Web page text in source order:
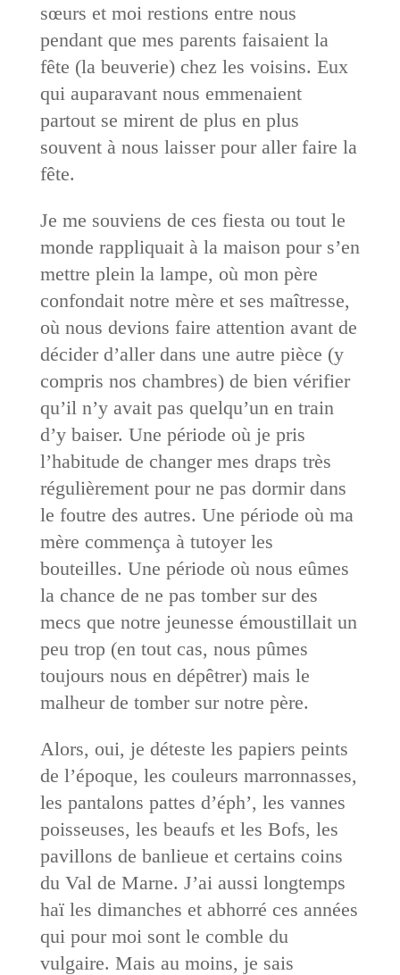
sœurs et moi restions entre nous
pendant que mes parents faisaient la
fête (la beuverie) chez les voisins. Eux
qui auparavant nous emmenaient
partout se mirent de plus en plus
souvent à nous laisser pour aller faire la
fête.
Je me souviens de ces fiesta ou tout le
monde rappliquait à la maison pour s’en
mettre plein la lampe, où mon père
confondait notre mère et ses maîtresse,
où nous devions faire attention avant de
décider d’aller dans une autre pièce (y
compris nos chambres) de bien vérifier
qu’il n’y avait pas quelqu’un en train
d’y baiser. Une période où je pris
l’habitude de changer mes draps très
régulièrement pour ne pas dormir dans
le foutre des autres. Une période où ma
mère commença à tutoyer les
bouteilles. Une période où nous eûmes
la chance de ne pas tomber sur des
mecs que notre jeunesse émoustillait un
peu trop (en tout cas, nous pûmes
toujours nous en dépêtrer) mais le
malheur de tomber sur notre père.
Alors, oui, je déteste les papiers peints
de l’époque, les couleurs marronnasses,
les pantalons pattes d’éph’, les vannes
poisseuses, les beaufs et les Bofs, les
pavillons de banlieue et certains coins
du Val de Marne. J’ai aussi longtemps
haï les dimanches et abhorré ces années
qui pour moi sont le comble du
vulgaire. Mais au moins, je sais